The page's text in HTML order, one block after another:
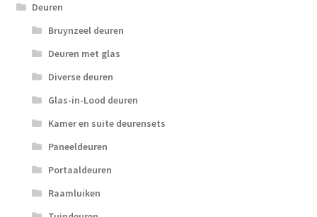
Deuren
Bruynzeel deuren
Deuren met glas
Diverse deuren
Glas-in-Lood deuren
Kamer en suite deurensets
Paneeldeuren
Portaaldeuren
Raamluiken